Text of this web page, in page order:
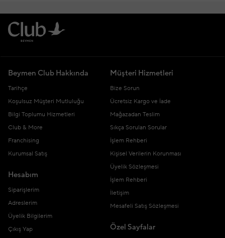
Beymen Club Hakkında
Tarihçe
Koşulsuz Müşteri Mutluluğu
Bilgi Toplumu Hizmetleri
Club & More
Franchising
Kurumsal Satış
Hesabım
Siparişlerim
Adreslerim
Üyelik Bilgilerim
Çıkış Yap
Müşteri Hizmetleri
Bize Sorun
Ücretsiz Kargo ve İade
Mağazadan Teslim
Sıkça Sorulan Sorular
İşlem Rehberi
Kişisel Verilerin Korunması
Üyelik Sözleşmesi
İşlem Rehberi
İletişim
Mesafeli Satış Sözleşmesi
Özel Sayfalar